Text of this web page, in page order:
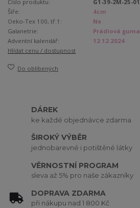
Číslo produktu:
G1-39-2M-25-01
Šíře:
4cm
Oeko-Tex 100, tř.1:
Ne
Galanetrie:
Prádlová guma
Adventní kalendář:
12.12.2024
Hlídat cenu / dostupnost
Do oblíbených
DÁREK
ke každé objednávce zdarma
ŠIROKÝ VÝBĚR
jednobarevné i potištěné látky
VĚRNOSTNÍ PROGRAM
sleva až 5% pro naše zákazníky
DOPRAVA ZDARMA
při nákupu nad 1 800 Kč